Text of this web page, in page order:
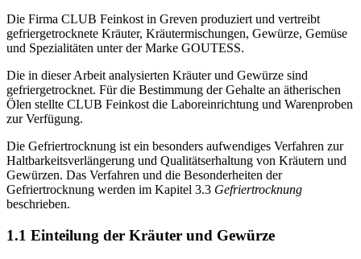
Die Firma CLUB Feinkost in Greven produziert und vertreibt
gefriergetrocknete Kräuter, Kräutermischungen, Gewürze, Gemüse
und Spezialitäten unter der Marke GOUTESS.
Die in dieser Arbeit analysierten Kräuter und Gewürze sind
gefriergetrocknet. Für die Bestimmung der Gehalte an ätherischen
Ölen stellte CLUB Feinkost die Laboreinrichtung und Warenproben
zur Verfügung.
Die Gefriertrocknung ist ein besonders aufwendiges Verfahren zur
Haltbarkeitsverlängerung und Qualitätserhaltung von Kräutern und
Gewürzen. Das Verfahren und die Besonderheiten der
Gefriertrocknung werden im Kapitel 3.3 Gefriertrocknung
beschrieben.
1.1 Einteilung der Kräuter und Gewürze